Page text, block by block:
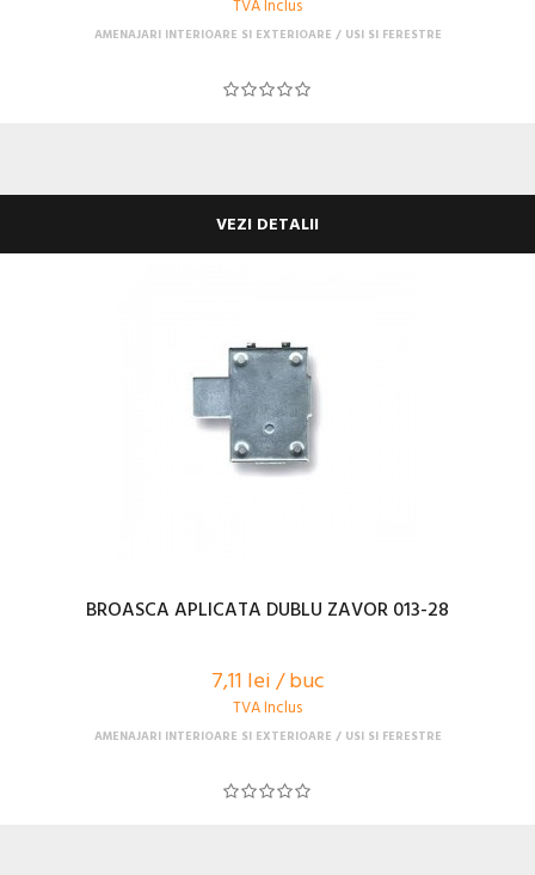
TVA Inclus
AMENAJARI INTERIOARE SI EXTERIOARE USI SI FERESTRE
VEZI DETALII
BROASCA APLICATA DUBLU ZAVOR 013-28
7,11 lei / buc
TVA Inclus
AMENAJARI INTERIOARE SI EXTERIOARE USI SI FERESTRE